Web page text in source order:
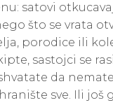
satovi
što se vrata
porodice ili
sastojci se
da
sve. Ili još